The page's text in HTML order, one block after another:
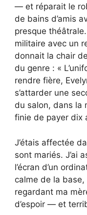
— et réparait le
de bains d’amis
presque
militaire avec un
donnait la chair
du genre : «
rendre fière,
s’attarder une
du salon, dans la
finie de payer dix
J’étais affectée
sont mariés. J’ai
l’écran d’un
calme de la
regardant ma
d’espoir — et